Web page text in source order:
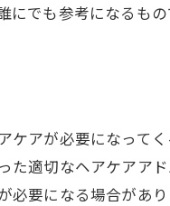
にでも参考になるも
ケアが必要になって
た適切なヘアケアア
必要になる場合があ